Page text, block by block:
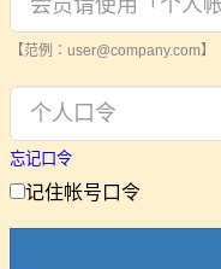
【范例：user@company.com】
忘记口令
记住帐号口令